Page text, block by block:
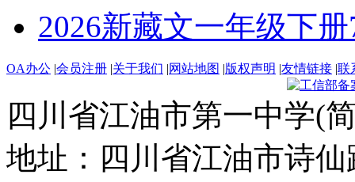
2026新藏文一年级下册
OA办公 |会员注册 |关于我们 |网站地图 |版权声明 |友情链接 |联
四川省江油市第一中学(
地址：四川省江油市诗仙